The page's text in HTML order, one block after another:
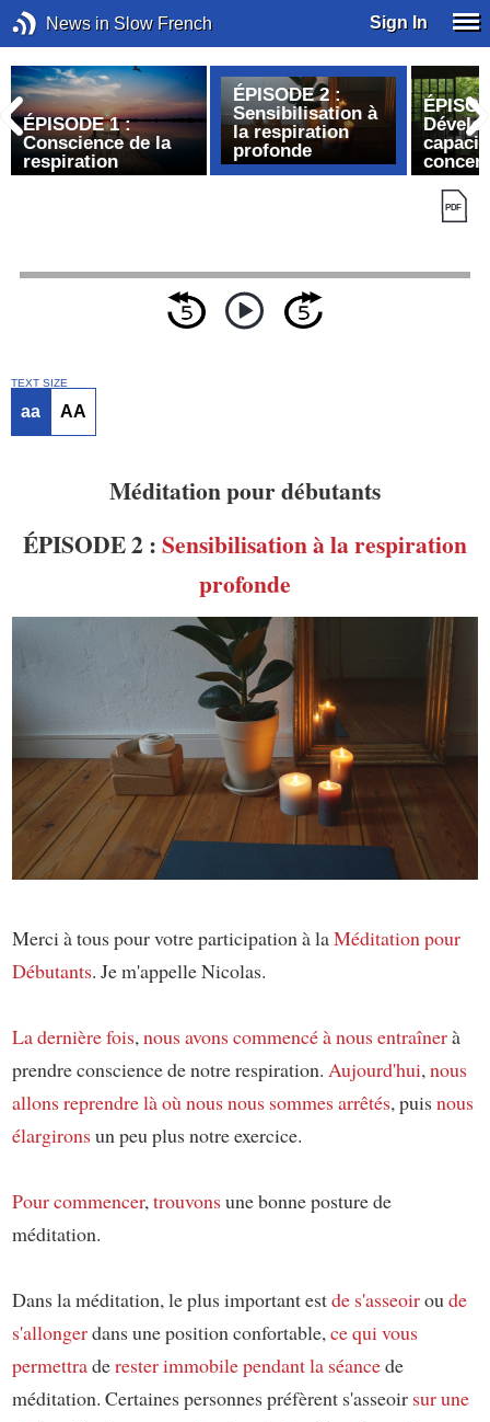
News in Slow French Sign In
ÉPISODE 1 :
Conscience de la
respiration
ÉPISODE 2 :
Sensibilisation à
la respiration
profonde
TEXT SIZE
aa AA
Méditation pour débutants
ÉPISODE 2 :Sensibilisation à la respiration
profonde
Merci à tous pour votre participation à laMéditation pour
Débutants. Je m'appelle Nicolas.
La dernière fois,nous avons commencéà nous entraînerà
prendre conscience de notre respiration. Aujourd'hui,nous
allons reprendrelà où nous nous sommes arrêtés, puisnous
élargironsun peu plus notre exercice.
Pour commencer,trouvonsune bonne posture de
méditation.
Dans la méditation, le plus important estde s'asseoiroude
s'allongerdans une position confortable,ce qui vous
permettraderester immobilependant la séancede
méditation. Certaines personnes préfèrent s'asseoir sur une